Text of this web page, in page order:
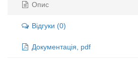
Опис
Відгуки (0)
Документація, pdf